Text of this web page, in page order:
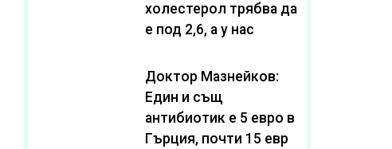
холестерол трябва да
е под 2,6, а у нас
нива от 3,2
Доктор Мазнейков:
Един и същ
антибиотик e 5 евро в
Гърция, почти 15 евро